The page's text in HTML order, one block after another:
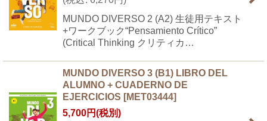
MUNDO DIVERSO 2 (A2) 生徒用テキスト
+ワークブック“Pensamiento Crítico”
(Critical Thinking クリティカ…
MUNDO DIVERSO 3 (B1) LIBRO DEL
ALUMNO + CUADERNO DE
EJERCICIOS [MET03444]
5,700円(税別)